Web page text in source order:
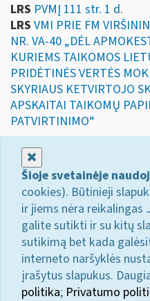
LRS PVMĮ 111 str. 1 d.
LRS VMI PRIE FM
NR. VA-40 „DĖL
KURIEMS TAIKOMOS
PRIDĖTINĖS VERTĖS
SKYRIAUS KETVIRTOJO
APSKAITAI TAIKOMŲ
PATVIRTINIMO“
Šioje svetainėje
cookies). Būtinieji
ir jiems nėra reikalingas
galite sutikti ir su kitų
sutikimą bet kada
interneto naršyklės
įrašytus slapukus.
politika; Privatumo